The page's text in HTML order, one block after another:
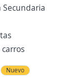
Secundaria
Nuevo